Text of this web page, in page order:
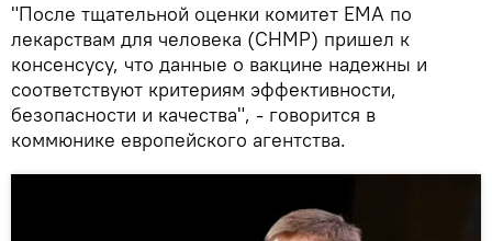
"После тщательной оценки комитет EMA по
лекарствам для человека (CHMP) пришел к
консенсусу, что данные о вакцине надежны и
соответствуют критериям эффективности,
безопасности и качества", - говорится в
коммюнике европейского агентства.